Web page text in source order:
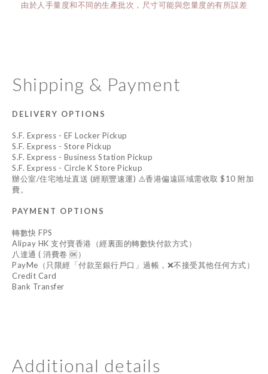
由於人手量度和不同的生產批次，尺寸可能與您量度的有所誤差
Shipping & Payment
DELIVERY OPTIONS
S.F. Express - EF Locker Pickup
S.F. Express - Store Pickup
S.F. Express - Business Station Pickup
S.F. Express - Circle K Store Pickup
辦公室/住宅地址直送 (經順豐速運) ⚠️香港偏遠區域需收取 $10 附加
費。
PAYMENT OPTIONS
轉數快 FPS
Alipay HK 支付寶香港（經裏面的轉數快付款方式）
八達通 ( 消費卷 🆗）
PayMe（只限經「付款至銀行戶口」過帳，❌不接受其他任何方式）
Credit Card
Bank Transfer
Additional details